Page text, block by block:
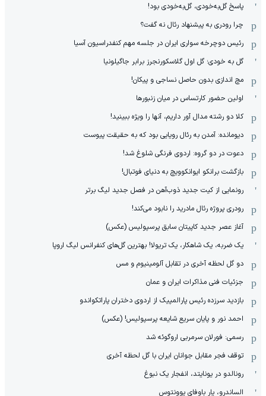
پاسخ گل‌به‌خودی، گل‌به‌خودی بود!
چرا رودری به پیشنهاد رئال نه گفت؟
رئیس دوچرخه سواری ایران در جلسه مهم کنفدراسیون آسیا
گل به خودی؛ گل اول گلاسکورنجرز برابر جاگیلونیا
مچ اندازی بدون حاصل نساجی و پیکان!
اولین حضور کارتساس در میان زنبورها
کلا دو‌ رشته مدال آور داریم، آنها را ویژه ببینید!
دیومانده: آمدن به رئال رویایی بود که به حقیقت پیوست
دعوت در دو گروه: اردوی فرنگی شلوغ شد!
بازگشت برانکو ایوانکوویچ به دنیای فوتبال!
رونمایی از کیت جدید ذوب‌آهن در فصل جدید لیگ برتر
رودری پروژه رئال مادرید را نابود می‌کند!
آغاز عصر جدید کاپیتان سابق پرسپولیس (عکس)
یک ضربه، یک شاهکار، یک تریولا! بهترین گل‌های کنفرانس لیگ اروپا
دو گل لحظه آخری در تقابل آلومینیوم و مس
جزئیات فنی مذاکرات ایران و عمان
بازدید سرزده رئیس پارالمپیک از اردوی دختران پاراتکواندو
احمد نور و پایان سریع شایعه پرسپولیس! (عکس)
رسمی: فورلان سرمربی اروگوئه شد
توقف فجر مقابل جوانان ایران با گل لحظه آخری
رونالدو در یونایتد، انفجار یک نبوغ
الساندرو، یار باوفای یوونتوس